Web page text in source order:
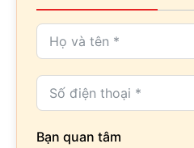
Bạn quan tâm